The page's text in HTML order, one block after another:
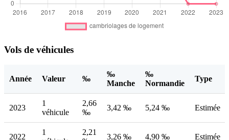
Vols de véhicules
Année Valeur ‰
‰
Manche
‰
Normandie
Type
2023
1
véhicule
2,66
‰
3,42 ‰ 5,24 ‰ Estimée
2022
1
2,21
3,26 ‰ 4,90 ‰ Estimée